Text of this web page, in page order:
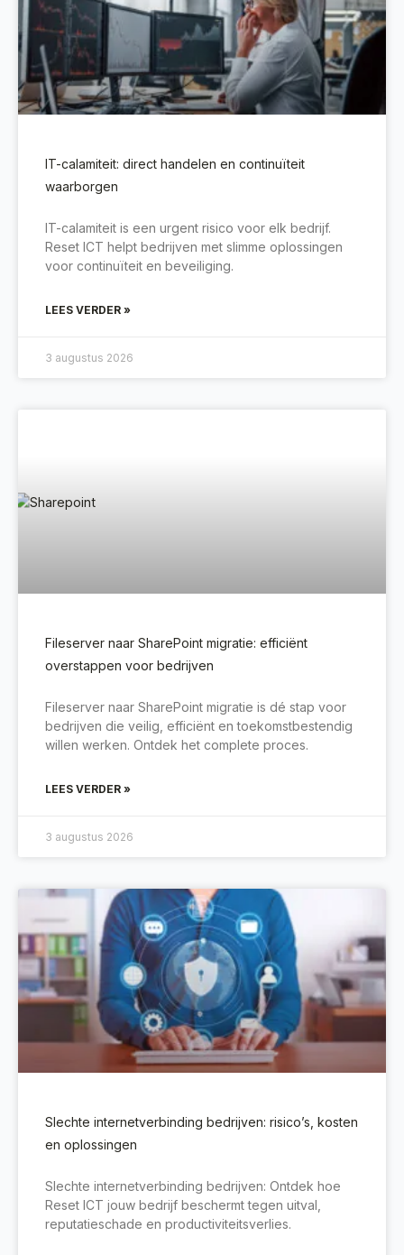
IT-calamiteit: direct handelen en continuïteit
waarborgen
IT-calamiteit is een urgent risico voor elk bedrijf.
Reset ICT helpt bedrijven met slimme oplossingen
voor continuïteit en beveiliging.
LEES VERDER »
3 augustus 2026
Fileserver naar SharePoint migratie: efficiënt
overstappen voor bedrijven
Fileserver naar SharePoint migratie is dé stap voor
bedrijven die veilig, efficiënt en toekomstbestendig
willen werken. Ontdek het complete proces.
LEES VERDER »
3 augustus 2026
Slechte internetverbinding bedrijven: risico’s, kosten
en oplossingen
Slechte internetverbinding bedrijven: Ontdek hoe
Reset ICT jouw bedrijf beschermt tegen uitval,
reputatieschade en productiviteitsverlies.